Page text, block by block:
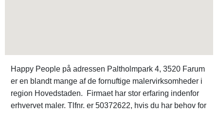
Happy People på adressen Paltholmpark 4, 3520 Farum
er en blandt mange af de fornuftige malervirksomheder i
region Hovedstaden. Firmaet har stor erfaring indenfor
erhvervet maler. Tlfnr. er 50372622, hvis du har behov for